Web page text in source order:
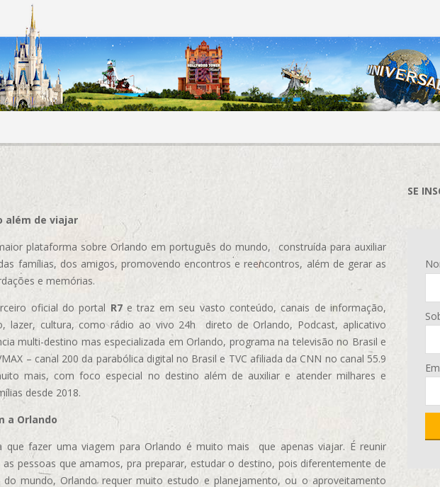
além de viajar
plataforma sobre Orlando em português do mundo, construída para auxiliar
famílias, dos amigos, promovendo encontros e reencontros, além de gerar as
e memórias.
oficial do portal R7e traz em seu vasto conteúdo, canais de informação,
lazer, cultura, como rádio ao vivo 24h direto de Orlando, Podcast, aplicativo
multi-destino mas especializada em Orlando, programa na televisão no Brasil e
– canal 200 da parabólica digital no Brasil e TVC afiliada da CNN no canal 55.9
mais, com foco especial no destino além de auxiliar e atender milhares e
desde 2018.
a Orlando
que fazer uma viagem para Orlando é muito mais que apenas viajar. É reunir
as pessoas que amamos, pra preparar, estudar o destino, pois diferentemente de
do mundo, Orlando requer muito estudo e planejamento, ou o aproveitamento
SE